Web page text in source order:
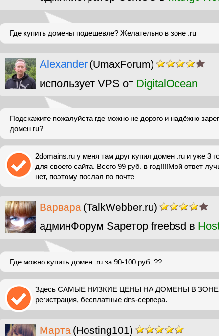
Где купить домены подешевле? Желательно в зоне .ru
Alexander (UmaxForum)
использует VPS от DigitalOcean
Подскажите пожалуйста где можно не дорого и надёжно
домен ru?
2domains.ru у меня там друг купил домен .ru и уже 3
для своего сайта. Всего 99 руб. в год!!!!Мой ответ
нет, поэтому послал по почте
Варвара (TalkWebber.ru)
админФорум Sapeтор freebsd в
Где можно купить домен .ru за 90-100 руб. ??
Здесь САМЫЕ НИЗКИЕ ЦЕНЫ НА ДОМЕНЫ В ЗОНЕ
регистрация, бесплатные dns-сервера.
Марта (Hosting101)